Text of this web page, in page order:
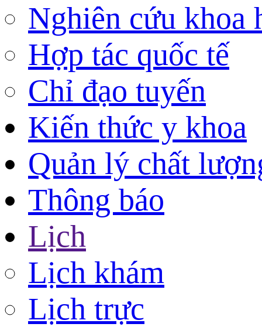
Nghiên cứu khoa
Hợp tác quốc tế
Chỉ đạo tuyến
Kiến thức y khoa
Quản lý chất
Thông báo
Lịch
Lịch khám
Lịch trực